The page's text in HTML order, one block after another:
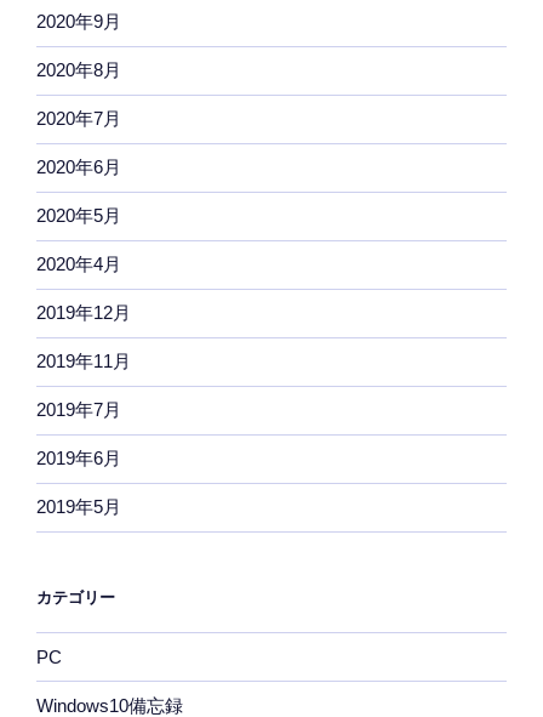
2020年9月
2020年8月
2020年7月
2020年6月
2020年5月
2020年4月
2019年12月
2019年11月
2019年7月
2019年6月
2019年5月
カテゴリー
PC
Windows10備忘録